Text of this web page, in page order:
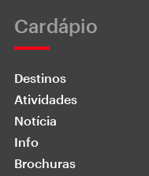
Cardápio
Destinos
Atividades
Notícia
Info
Brochuras